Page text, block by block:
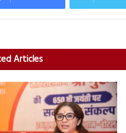
Articles